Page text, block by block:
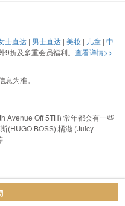
士直达 | 男士直达 | 美妆 | 儿童 | 中
9折及多重会员福利。 查看详情>>
为准。
Avenue Off 5TH) 常年都会有一些
(HUGO BOSS),橘滋 (Juicy